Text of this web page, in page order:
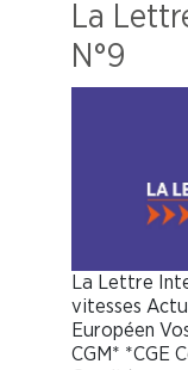
La
N°9
La Lettre
vitesses
Européen
CGM* *CGE